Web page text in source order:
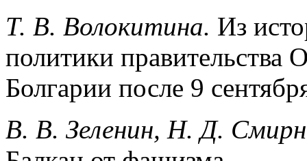
Т. В. Волокитина. Из
политики правительства
Болгарии после 9
В. В. Зеленин, Н. Д.